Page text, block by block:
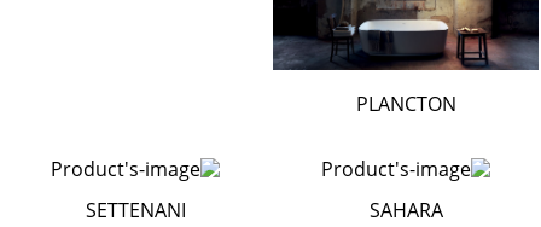
PLANCTON
SAHARA
SETTENANI